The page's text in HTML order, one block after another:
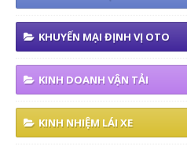
KHUYẾN MẠI ĐỊNH VỊ OTO
KINH DOANH VẬN TẢI
KINH NHIỆM LÁI XE